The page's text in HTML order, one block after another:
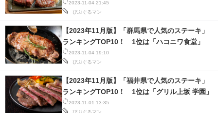
2023-11-04 21:45
びぶぐるマン
2023-11-04 19:10
びぶぐるマン
【2023年11月版】「群馬県で人気のステーキ」
ランキングTOP10！ 1位は「ハコニワ食堂」
2023-11-01 13:35
びぶぐるマン
【2023年11月版】「福井県で人気のステーキ」
ランキングTOP10！ 1位は「グリル上坂 学園」